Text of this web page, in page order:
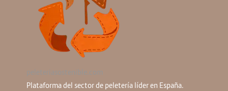
Plataforma del sector de peletería líder en España.